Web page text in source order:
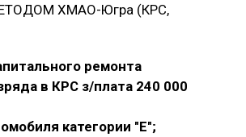
ХМАО-Югра (КРС,
ремонта
в КРС з/плата 240 000
категории "E";